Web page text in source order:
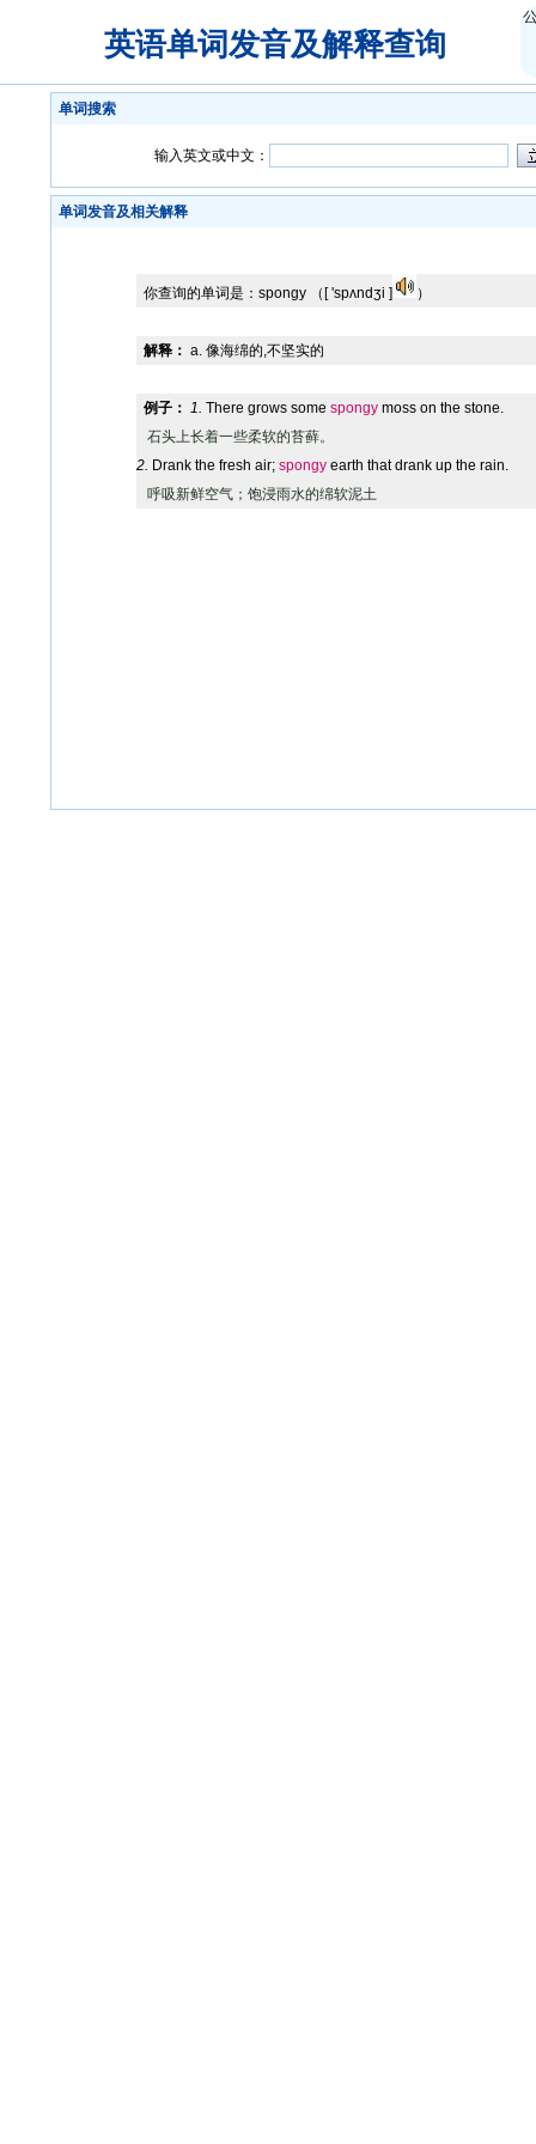
英语单词发音及解释查询
单词搜索
输入英文或中文：
单词发音及相关解释
你查询的单词是： spongy （[ 'spʌndʒi ] ）
解释： a. 像海绵的,不坚实的
例子： 1. There grows some spongy moss on the stone.
石头上长着一些柔软的苔藓。
2. Drank the fresh air; spongy earth that drank up the rain.
呼吸新鲜空气；饱浸雨水的绵软泥土